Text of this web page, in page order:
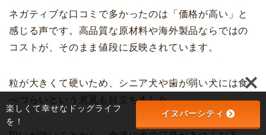
ネガティブな口コミで多かったのは「価格が高い」と
感じる声です。高品質な原材料や海外製品ならではの
コストが、そのまま値段に反映されています。
粒が大きくて硬いため、シニア犬や歯が弱い犬には食
べづらいという意見も目立ちました。
楽しくて幸せなドッグライフ
を！
イヌバーシティ